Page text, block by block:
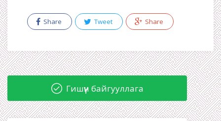
Share Tweet Share
Гишүүн байгууллага